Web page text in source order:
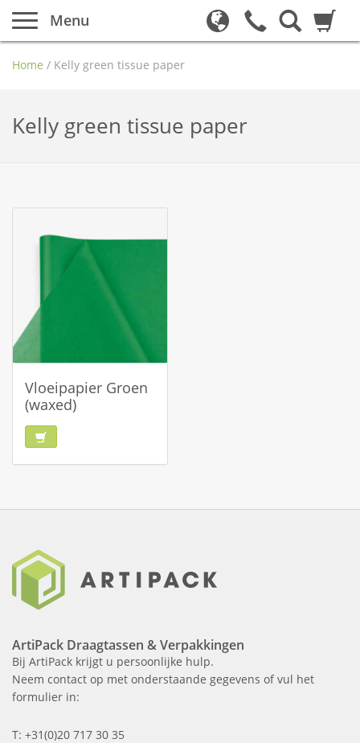
Menu
Home / Kelly green tissue paper
Kelly green tissue paper
Vloeipapier Groen
(waxed)
ArtiPack Draagtassen & Verpakkingen
Bij ArtiPack krijgt u persoonlijke hulp.
Neem contact op met onderstaande gegevens of vul het
formulier in:
T: +31(0)20 717 30 35